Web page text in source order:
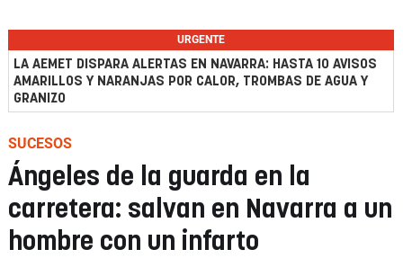
URGENTE
LA AEMET DISPARA ALERTAS EN NAVARRA: HASTA 10 AVISOS
AMARILLOS Y NARANJAS POR CALOR, TROMBAS DE AGUA Y
GRANIZO
SUCESOS
Ángeles de la guarda en la
carretera: salvan en Navarra a un
hombre con un infarto